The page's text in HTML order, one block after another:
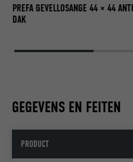
PREFA GEVELLOSANGE 44 × 44
DAK
GEGEVENS EN FEITEN
PRODUCT